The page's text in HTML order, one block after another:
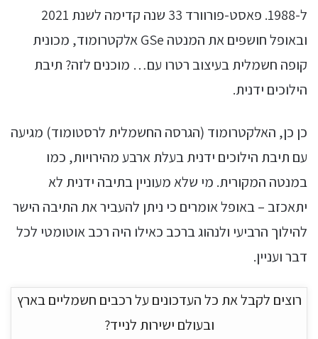
ל-1988. פאסט-פורוורד 33 שנה קדימה לשנת 2021
ובאופל חושפים את המנטה GSe אלקטרומוד, מכונית
קופה חשמלית בעיצוב רטרו עם… מוכנים לזה? תיבת
הילוכים ידנית.
כן כן, האלקטרומוד (הגרסה החשמלית לרסטומוד) מגיעה
עם תיבת הילוכים ידנית בעלת ארבע מהירויות, כמו
במנטה המקורית. מי שלא מעוניין בתיבה ידנית לא
יתאכזב – באופל אומרים כי ניתן להעביר את התיבה הישר
להילוך הרביעי ולנהוג ברכב כאילו היה רכב אוטומטי לכל
דבר ועניין.
רוצים לקבל את כל העדכונים על רכבים חשמליים בארץ
ובעולם ישירות לנייד?